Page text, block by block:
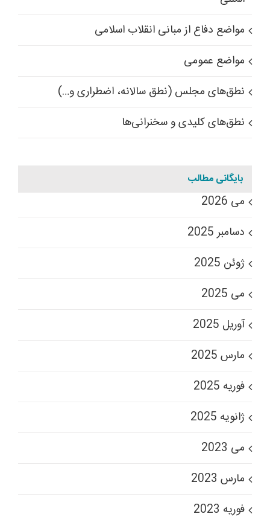
مواضع دفاع از مبانی انقلاب اسلامی
مواضع عمومی
نطق‌های مجلس (نطق سالانه، اضطراری و…)
نطق‌های کلیدی و سخنرانی‌ها
بایگانی مطالب
می 2026
دسامبر 2025
ژوئن 2025
می 2025
آوریل 2025
مارس 2025
فوریه 2025
ژانویه 2025
می 2023
مارس 2023
فوریه 2023